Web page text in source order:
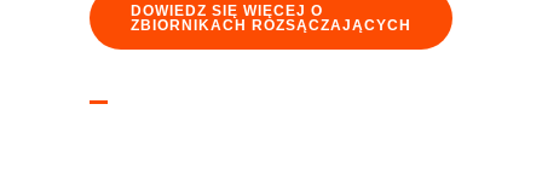
DOWIEDZ SIĘ WIĘCEJ O
ZBIORNIKACH ROZSĄCZAJĄCYCH